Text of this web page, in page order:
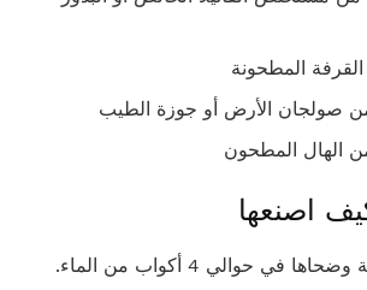
اصنعها
في حوالي 4 أكواب من الماء.